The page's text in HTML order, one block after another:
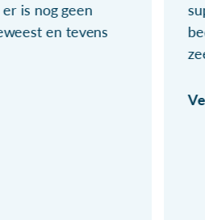
is nog geen
en tevens